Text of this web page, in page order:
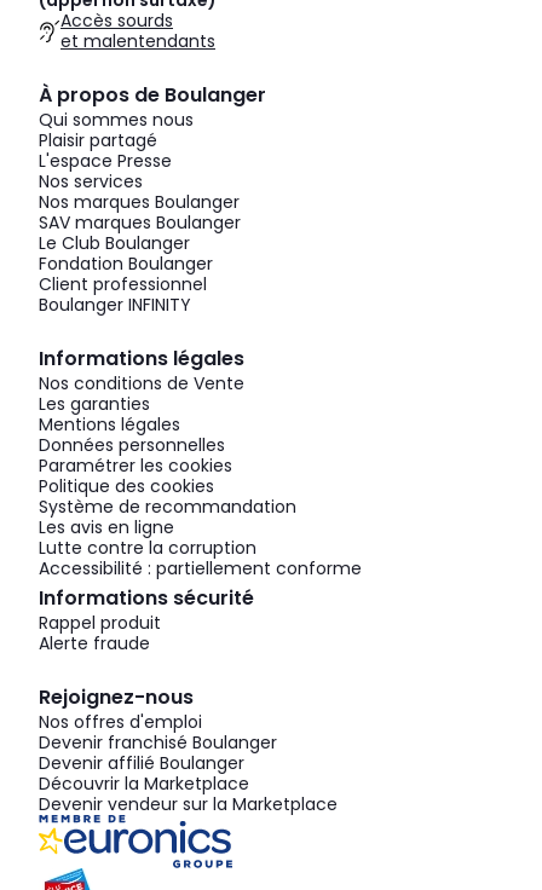
Accès sourds
et malentendants
À propos de Boulanger
Qui sommes nous
Plaisir partagé
L'espace Presse
Nos services
Nos marques Boulanger
SAV marques Boulanger
Le Club Boulanger
Fondation Boulanger
Client professionnel
Boulanger INFINITY
Informations légales
Nos conditions de Vente
Les garanties
Mentions légales
Données personnelles
Paramétrer les cookies
Politique des cookies
Système de recommandation
Les avis en ligne
Lutte contre la corruption
Accessibilité : partiellement conforme
Informations sécurité
Rappel produit
Alerte fraude
Rejoignez-nous
Nos offres d'emploi
Devenir franchisé Boulanger
Devenir affilié Boulanger
Découvrir la Marketplace
Devenir vendeur sur la Marketplace